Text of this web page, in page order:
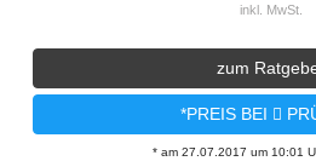
inkl. MwSt.
zum
*PREIS BEI
* am 27.07.2017 um 10:01